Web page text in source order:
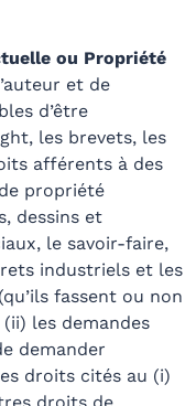
ou Propriété
et de
d’être
les brevets, les
afférents à des
propriété
dessins et
le savoir-faire,
industriels et les
fassent ou non
les demandes
demander
droits cités au (i)